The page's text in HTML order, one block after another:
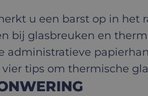
u een barst op in het
bij glasbreuken en
tips om thermische